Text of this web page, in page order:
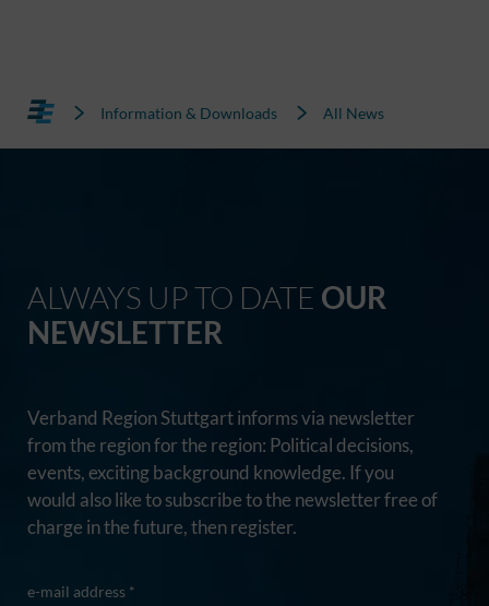
Information & Downloads All News
ALWAYS UP TO DATE OUR
NEWSLETTER
Verband Region Stuttgart informs via newsletter
from the region for the region: Political decisions,
events, exciting background knowledge. If you
would also like to subscribe to the newsletter free of
charge in the future, then register.
e-mail address *